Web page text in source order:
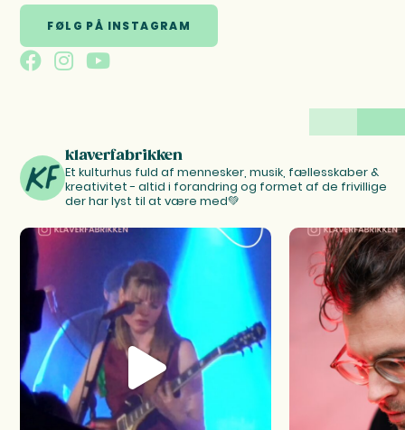
FØLG PÅ INSTAGRAM
klaverfabrikken
Et kulturhus fuld af mennesker, musik, fællesskaber &
kreativitet - altid i forandring og formet af de frivillige
der har lyst til at være med💚